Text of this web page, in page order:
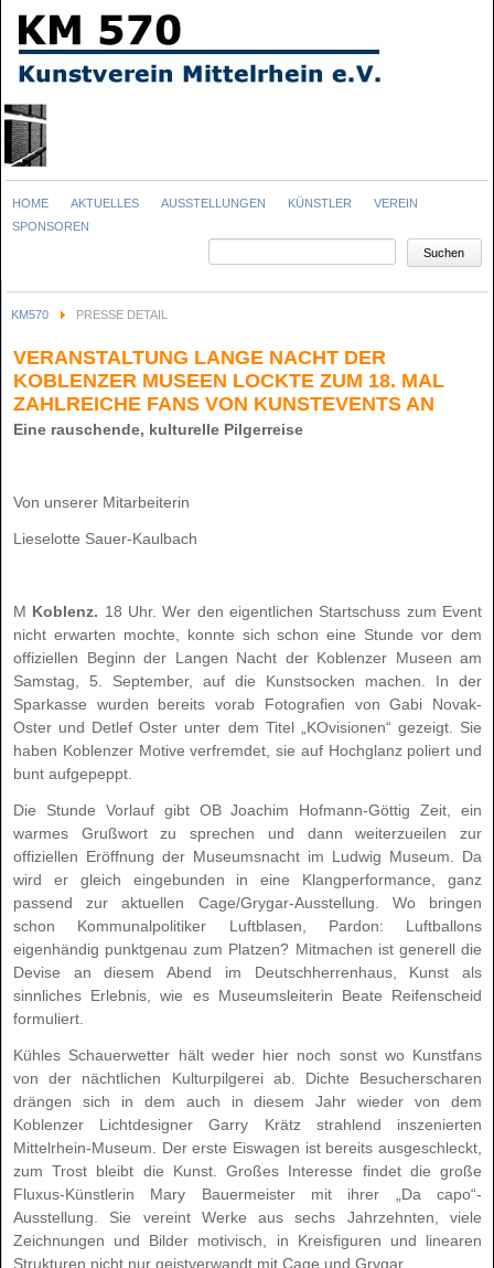
Navigation
überspringen
HOME AKTUELLES AUSSTELLUNGEN KÜNSTLER
VEREIN
SPONSOREN
Suchen
KM570 PRESSE DETAIL
VERANSTALTUNG LANGE NACHT DER
KOBLENZER MUSEEN LOCKTE ZUM 18. MAL
ZAHLREICHE FANS VON KUNSTEVENTS AN
Eine rauschende, kulturelle Pilgerreise
Von unserer Mitarbeiterin
Lieselotte Sauer-Kaulbach
M Koblenz. 18 Uhr. Wer den eigentlichen Startschuss zum Event
nicht erwarten mochte, konnte sich schon eine Stunde vor dem
offiziellen Beginn der Langen Nacht der Koblenzer Museen am
Samstag, 5. September, auf die Kunstsocken machen. In der
Sparkasse wurden bereits vorab Fotografien von Gabi Novak-
Oster und Detlef Oster unter dem Titel „KOvisionen“ gezeigt. Sie
haben Koblenzer Motive verfremdet, sie auf Hochglanz poliert und
bunt aufgepeppt.
Die Stunde Vorlauf gibt OB Joachim Hofmann-Göttig Zeit, ein
warmes Grußwort zu sprechen und dann weiterzueilen zur
offiziellen Eröffnung der Museumsnacht im Ludwig Museum. Da
wird er gleich eingebunden in eine Klangperformance, ganz
passend zur aktuellen Cage/Grygar-Ausstellung. Wo bringen
schon Kommunalpolitiker Luftblasen, Pardon: Luftballons
eigenhändig punktgenau zum Platzen? Mitmachen ist generell die
Devise an diesem Abend im Deutschherrenhaus, Kunst als
sinnliches Erlebnis, wie es Museumsleiterin Beate Reifenscheid
formuliert.
Kühles Schauerwetter hält weder hier noch sonst wo Kunstfans
von der nächtlichen Kulturpilgerei ab. Dichte Besucherscharen
drängen sich in dem auch in diesem Jahr wieder von dem
Koblenzer Lichtdesigner Garry Krätz strahlend inszenierten
Mittelrhein-Museum. Der erste Eiswagen ist bereits ausgeschleckt,
zum Trost bleibt die Kunst. Großes Interesse findet die große
Fluxus-Künstlerin Mary Bauermeister mit ihrer „Da capo“-
Ausstellung. Sie vereint Werke aus sechs Jahrzehnten, viele
Zeichnungen und Bilder motivisch, in Kreisfiguren und linearen
Strukturen nicht nur geistverwandt mit Cage und Grygar.